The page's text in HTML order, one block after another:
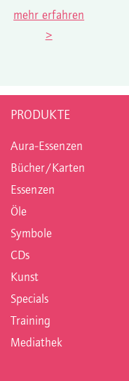
mehr erfahren
>
PRODUKTE
Aura-Essenzen
Bücher/Karten
Essenzen
Öle
Symbole
CDs
Kunst
Specials
Training
Mediathek